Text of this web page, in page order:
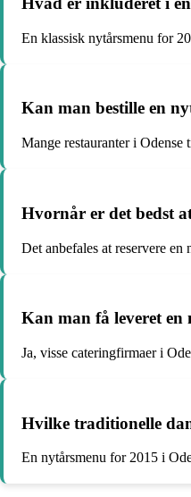
En klassisk nytårsmenu for
Kan man bestille en
Mange restauranter i
Hvornår er det bedst
Det anbefales at reservere
Kan man få leveret en
Ja, visse cateringfirmaer i
Hvilke traditionelle
En nytårsmenu for 2015 i